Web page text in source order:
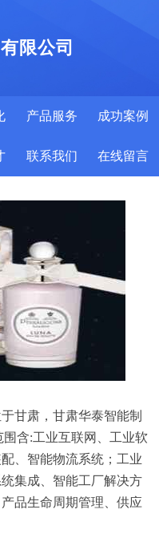
限公司
产品服务 成功案例
联系我们 在线留言
甘肃，甘肃华泰智能制
围含:工业互联网、工业软
、智能物流系统；工业
集成、智能工厂解决方
品生命周期管理、供应